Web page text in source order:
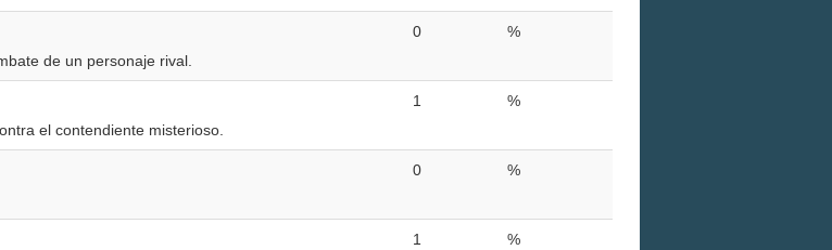
de un personaje rival.
0 %
el contendiente misterioso.
1 %
0 %
1 %